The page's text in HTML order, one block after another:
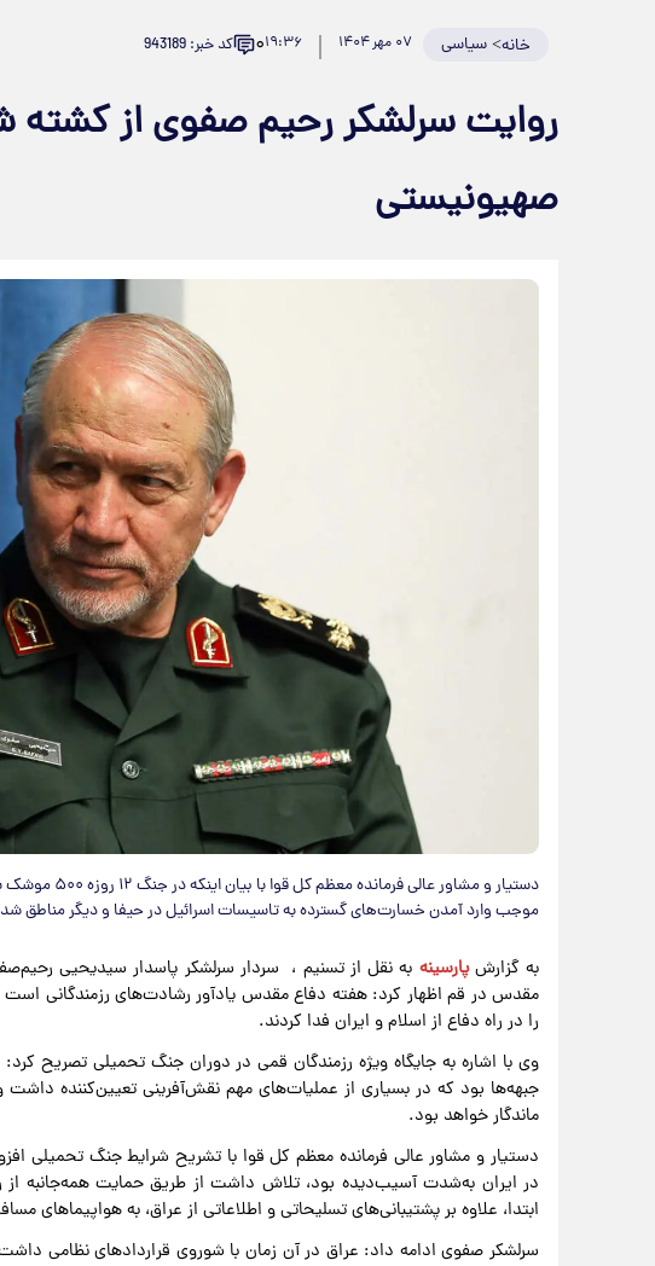
خانه>سیاسی ۰۷ مهر ۱۴۰۴ ۱۹:۳۶۰ کد خبر: 943189
صهیونیستی
دستیار و مشاور
موجب وارد آمدن خسارت‌های گسترده به تاسیسات اسرائیل در حیفا و دیگر مناطق
به گزارشپارسینه به نقل از تسنیم ، سردار سرلشکر پاسدار سید‌یحیی
مقدس در قم اظهار کرد: هفته دفاع مقدس یادآور رشادت‌های رزمندگانی است
را در راه دفاع از اسلام و ایران فدا کردند.
جبهه‌ها بود که در بسیاری از عملیات‌های مهم نقش‌آفرینی تعیین‌کننده
ماندگار خواهد بود.
دستیار و مشاور عالی فرمانده معظم کل قوا با تشریح شرایط جنگ تحمیلی
در ایران به‌شدت آسیب‌دیده بود، تلاش داشت از طریق حمایت همه‌جانبه از
ابتدا، علاوه بر پشتیبانی‌های تسلیحاتی و اطلاعاتی از عراق، به هواپیماهای
سرلشکر صفوی ادامه داد: عراق در آن زمان با شوروی قراردادهای نظامی